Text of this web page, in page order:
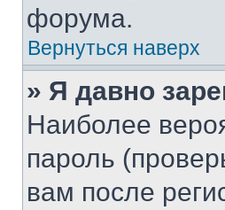
форума.
Вернуться наверх
» Я давно
Наиболее
пароль
вам после